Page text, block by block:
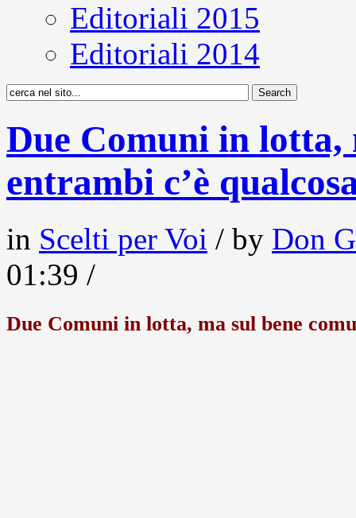
Editoriali 2015
Editoriali 2014
Due Comuni in lotta,
entrambi c’è
in Scelti per Voi / by Don
01:39 /
Due Comuni in lotta, ma sul bene